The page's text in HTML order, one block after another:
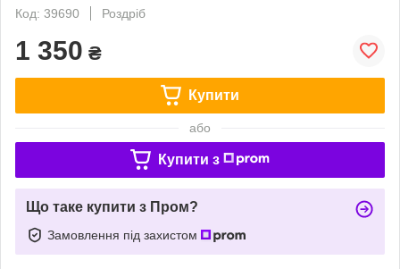
Код: 39690
Роздріб
1 350 ₴
Купити
або
Купити з
Що таке купити з Пром?
Замовлення під захистом